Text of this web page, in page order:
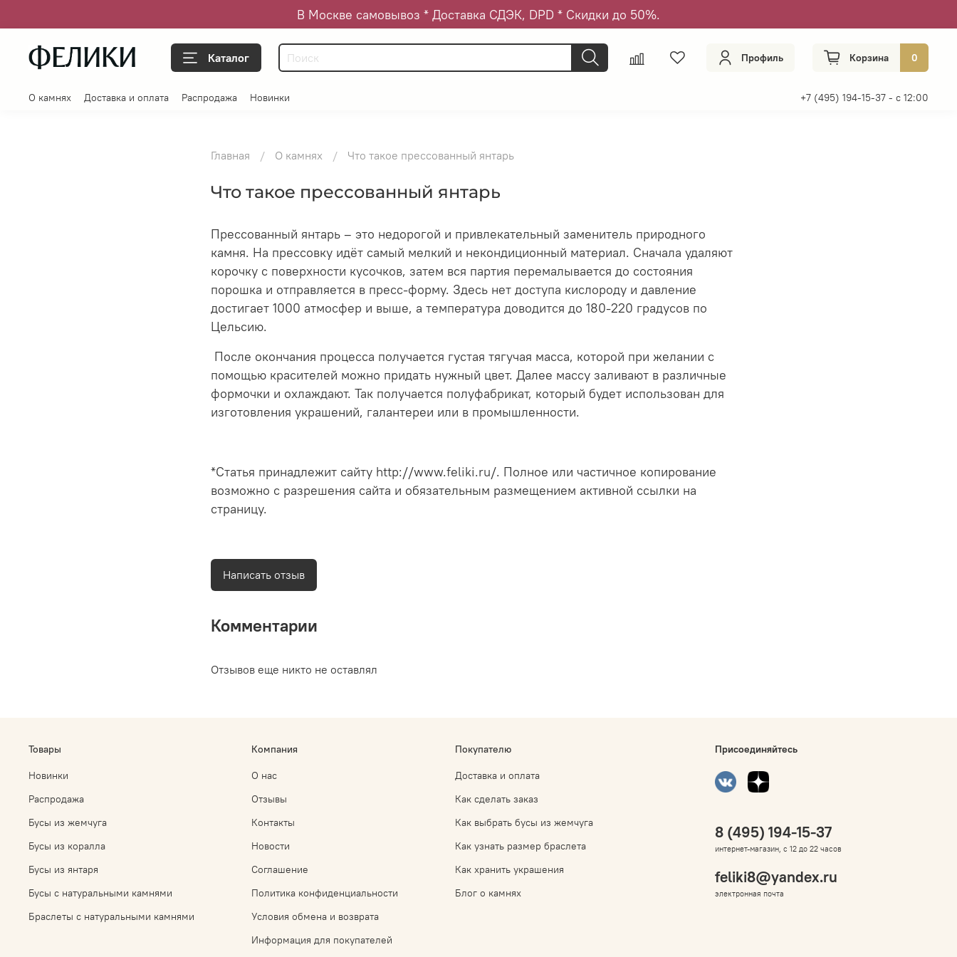
В Москве самовывоз * Доставка СДЭК, DPD * Скидки до 50%.
Каталог Профиль Корзина 0
О камнях Доставка и оплата Распродажа Новинки +7 (495) 194-15-37 - с 12:00
Главная О камнях Что такое прессованный янтарь
Что такое прессованный янтарь
Прессованный янтарь – это недорогой и привлекательный заменитель природного
камня. На прессовку идёт самый мелкий и некондиционный материал. Сначала удаляют
корочку с поверхности кусочков, затем вся партия перемалывается до состояния
порошка и отправляется в пресс-форму. Здесь нет доступа кислороду и давление
достигает 1000 атмосфер и выше, а температура доводится до 180-220 градусов по
Цельсию.
После окончания процесса получается густая тягучая масса, которой при желании с
помощью красителей можно придать нужный цвет. Далее массу заливают в различные
формочки и охлаждают. Так получается полуфабрикат, который будет использован для
изготовления украшений, галантереи или в промышленности.
*Статья принадлежит сайту http://www.feliki.ru/. Полное или частичное копирование
возможно с разрешения сайта и обязательным размещением активной ссылки на
страницу.
Написать отзыв
Комментарии
Отзывов еще никто не оставлял
Товары
Новинки
Распродажа
Бусы из жемчуга
Бусы из коралла
Бусы из янтаря
Бусы с натуральными камнями
Браслеты с натуральными камнями
Компания
О нас
Отзывы
Контакты
Новости
Соглашение
Политика конфиденциальности
Условия обмена и возврата
Информация для покупателей
Покупателю
Доставка и оплата
Как сделать заказ
Как выбрать бусы из жемчуга
Как узнать размер браслета
Как хранить украшения
Блог о камнях
Присоединяйтесь
8 (495) 194-15-37
интернет-магазин, с 12 до 22 часов
feliki8@yandex.ru
электронная почта